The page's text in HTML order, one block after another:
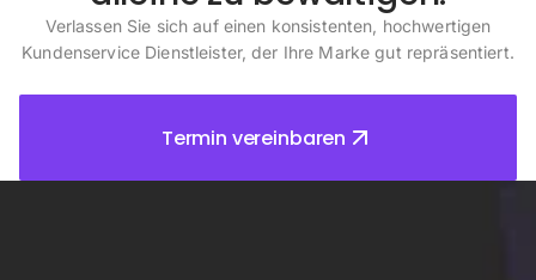
Verlassen Sie sich auf einen konsistenten, hochwertigen
Kundenservice Dienstleister, der Ihre Marke gut repräsentiert.
Termin vereinbaren